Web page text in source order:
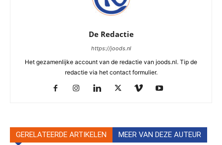
De Redactie
https://joods.nl
Het gezamenlijke account van de redactie van joods.nl. Tip de
redactie via het contact formulier.
GERELATEERDE ARTIKELEN MEER VAN DEZE AUTEUR